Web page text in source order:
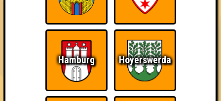
Gewinne mit zwei Punkten Abstand (zum zweiten Platz)
Erstmals erreicht am 26.04.2018 bei
Hamburg Hoyerswerda